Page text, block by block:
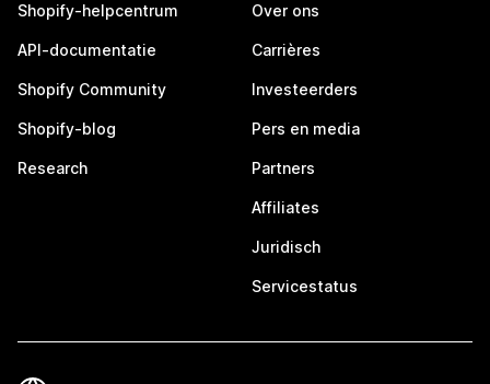
Shopify-helpcentrum
API-documentatie
Shopify Community
Shopify-blog
Research
Over ons
Carrières
Investeerders
Pers en media
Partners
Affiliates
Juridisch
Servicestatus